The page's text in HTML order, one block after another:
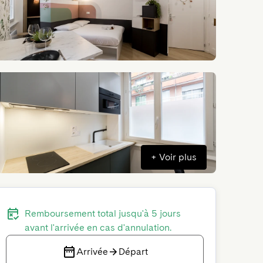
+ Voir plus
Remboursement total jusqu'à 5 jours
avant l'arrivée en cas d'annulation.
Arrivée Départ